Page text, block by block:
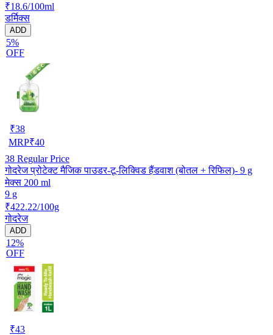
₹18.6/100ml
डर्मिक्स
ADD
5%
OFF
₹38
MRP₹40
38 Regular Price
गोदरेज प्रोटेक्ट मैजिक पाउडर-टू-लिक्विड हैंडवाश (बोतल + रिफिल)- 9 g
मेक्स 200 ml
9 g
₹422.22/100g
गोदरेज
ADD
12%
OFF
₹43